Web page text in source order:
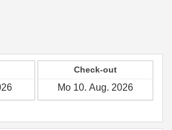
Check-out